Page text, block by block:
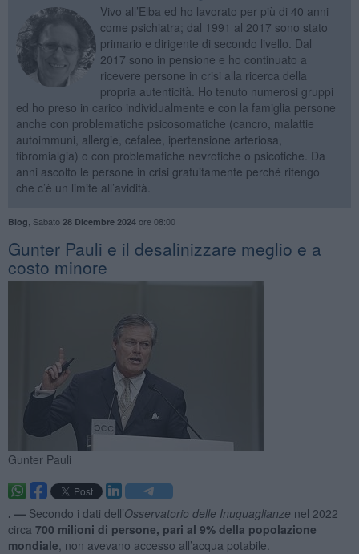
Vivo all’Elba ed ho lavorato per più di 40 anni
come psichiatra; dal 1991 al 2017 sono stato
primario e dirigente di secondo livello. Dal
2017 sono in pensione e ho continuato a
ricevere persone in crisi alla ricerca della
propria autenticità. Ho tenuto numerosi gruppi
ed ho preso in carico individualmente e con la famiglia persone
anche con problematiche psicosomatiche (cancro, malattie
autoimmuni, allergie, cefalee, ipertensione arteriosa,
fibromialgia) o con problematiche nevrotiche o psicotiche. Da
anni ascolto le persone in crisi gratuitamente perché ritengo
che c’è un limite all’avidità.
Blog Sabato 28 Dicembre 2024ore 08:00
​Gunter Pauli e il desalinizzare meglio e a
costo minore
Gunter Pauli
. — Secondo i dati dell’Osservatorio delle Inuguaglianze nel 2022
circa 700 milioni di persone, pari al 9% della popolazione
mondiale , non avevano accesso all’acqua potabile.